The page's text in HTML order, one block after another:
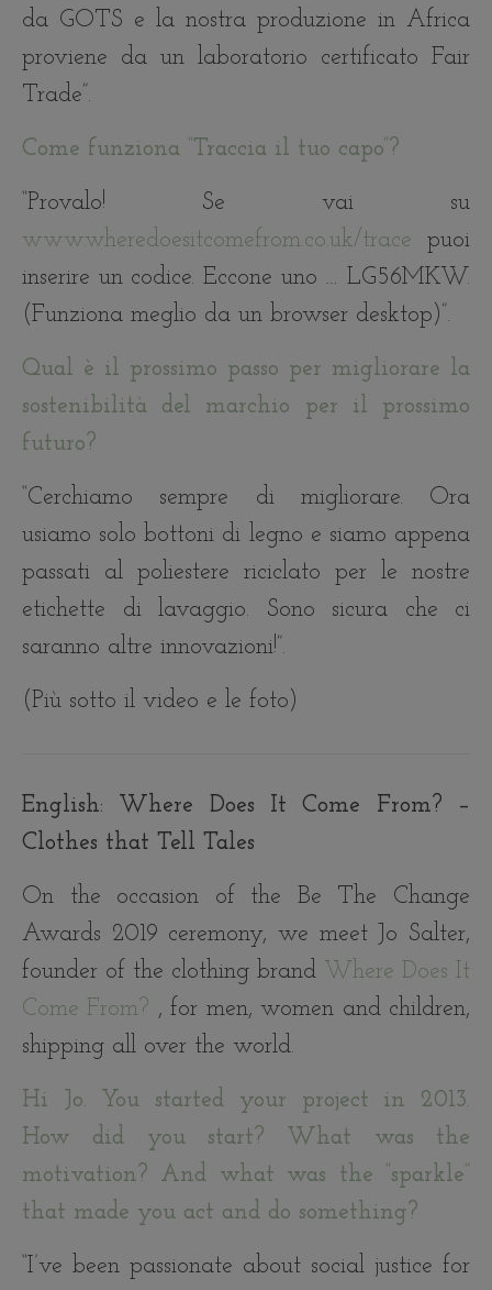
da GOTS e la nostra produzione in Africa
proviene da un laboratorio certificato Fair
Trade”.
Come funziona “Traccia il tuo capo”?
“Provalo! Se vai su
www.wheredoesitcomefrom.co.uk/trace puoi
inserire un codice. Eccone uno … LG56MKW.
(Funziona meglio da un browser desktop)”.
Qual è il prossimo passo per migliorare la
sostenibilità del marchio per il prossimo
futuro?
“Cerchiamo sempre di migliorare. Ora
usiamo solo bottoni di legno e siamo appena
passati al poliestere riciclato per le nostre
etichette di lavaggio. Sono sicura che ci
saranno altre innovazioni!”.
(Più sotto il video e le foto)
English: Where Does It Come From? –
Clothes that Tell Tales
On the occasion of the Be The Change
Awards 2019 ceremony, we meet Jo Salter,
founder of the clothing brand Where Does It
Come From? , for men, women and children,
shipping all over the world.
Hi Jo. You started your project in 2013.
How did you start? What was the
motivation? And what was the “sparkle”
that made you act and do something?
“I’ve been passionate about social justice for